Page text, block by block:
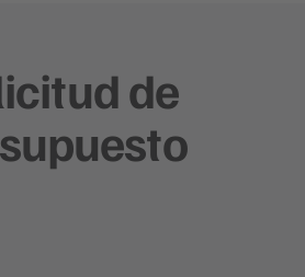
de